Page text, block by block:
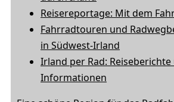
Reisereportage: Mit dem
Fahrradtouren und
in Südwest-Irland
Irland per Rad:
Informationen